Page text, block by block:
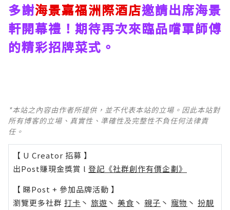
多謝海景嘉福洲際酒店邀請出席海景
軒開幕禮！期待再次來臨品嚐軍師傅
的精彩招牌菜式。
*本站之內容由作者所提供，並不代表本站的立場。因此本站對
所有博客的立場、真實性、準確性及完整性不負任何法律責
任。
【 U Creator 招募 】
出Post賺現金獎賞 l 登記《社群創作有價企劃》
【 睇Post + 參加品牌活動 】
瀏覽更多社群 打卡 丶 旅遊 丶 美食 丶 親子 丶 寵物 丶 扮靚